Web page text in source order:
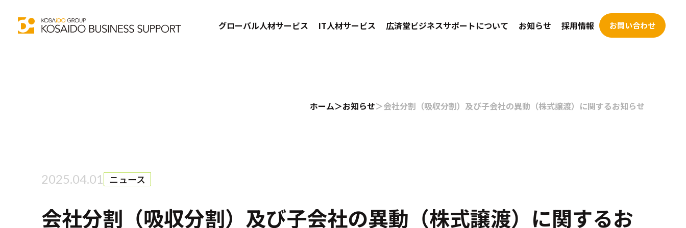
グローバル人材サービス IT人材サービス 広済堂ビジネスサポートについて お知らせ 採用情報 お問い合わせ
ホーム お知らせ 会社分割（吸収分割）及び子会社の異動（株式譲渡）に関するお知らせ
2025.04.01 ニュース
会社分割（吸収分割）及び子会社の異動（株式譲渡）に関するお